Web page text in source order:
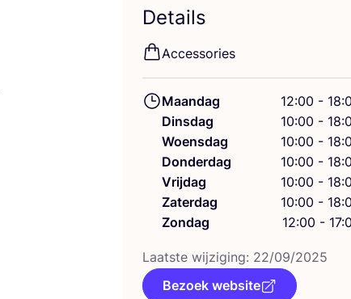
Details
Acces­so­ries
Maandag
12:00 -
Dinsdag
10:00 -
Woensdag
10:00 -
Donderdag
10:00 -
Vrijdag
10:00 -
Zaterdag
10:00 -
Zondag
12:00 -
Laat­ste wij­zi­ging: 22/09/2025
Bezoek website